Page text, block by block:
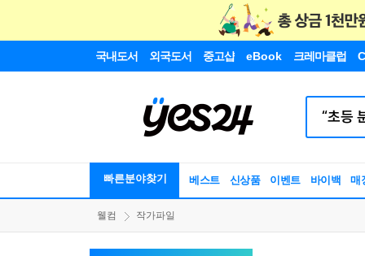
국내도서 외국도서 중고샵 eBook 크레마클럽
빠른분야찾기 베스트 신상품 이벤트 바이백 매
웰컴 작가파일